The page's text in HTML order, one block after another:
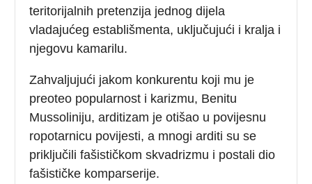
teritorijalnih pretenzija jednog dijela
vladajućeg establišmenta, uključujući i kralja i
njegovu kamarilu.
Zahvaljujući jakom konkurentu koji mu je
preoteo popularnost i karizmu, Benitu
Mussoliniju, arditizam je otišao u povijesnu
ropotarnicu povijesti, a mnogi arditi su se
priključili fašističkom skvadrizmu i postali dio
fašističke komparserije.